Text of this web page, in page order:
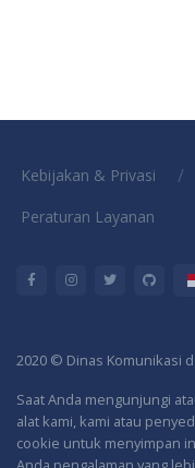
Kebijakan & Privasi /
Peraturan Layanan
2020 © Dinas Komunikasi
Saat Anda mengunjungi
alat kami, kami atau
cookie untuk menyimpan